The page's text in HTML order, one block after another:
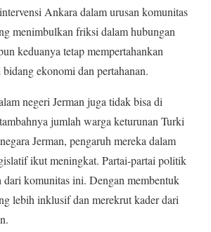
Ankara dalam urusan komunitas
menimbulkan friksi dalam hubungan
keduanya tetap mempertahankan
ekonomi dan pertahanan.
negeri Jerman juga tidak bisa di
jumlah warga keturunan Turki
Jerman, pengaruh mereka dalam
ikut meningkat. Partai-partai politik
komunitas ini. Dengan membentuk
lebih inklusif dan merekrut kader dari